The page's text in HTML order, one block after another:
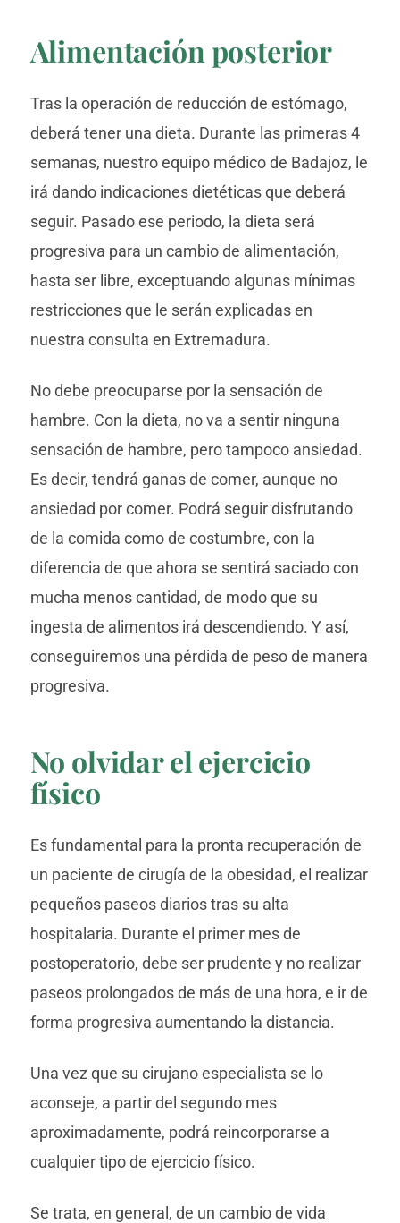
Alimentación posterior
Tras la operación de reducción de estómago,
deberá tener una dieta. Durante las primeras 4
semanas, nuestro equipo médico de Badajoz, le
irá dando indicaciones dietéticas que deberá
seguir. Pasado ese periodo, la dieta será
progresiva para un cambio de alimentación,
hasta ser libre, exceptuando algunas mínimas
restricciones que le serán explicadas en
nuestra consulta en Extremadura.
No debe preocuparse por la sensación de
hambre. Con la dieta, no va a sentir ninguna
sensación de hambre, pero tampoco ansiedad.
Es decir, tendrá ganas de comer, aunque no
ansiedad por comer. Podrá seguir disfrutando
de la comida como de costumbre, con la
diferencia de que ahora se sentirá saciado con
mucha menos cantidad, de modo que su
ingesta de alimentos irá descendiendo. Y así,
conseguiremos una pérdida de peso de manera
progresiva.
No olvidar el ejercicio
físico
Es fundamental para la pronta recuperación de
un paciente de cirugía de la obesidad, el realizar
pequeños paseos diarios tras su alta
hospitalaria. Durante el primer mes de
postoperatorio, debe ser prudente y no realizar
paseos prolongados de más de una hora, e ir de
forma progresiva aumentando la distancia.
Una vez que su cirujano especialista se lo
aconseje, a partir del segundo mes
aproximadamente, podrá reincorporarse a
cualquier tipo de ejercicio físico.
Se trata, en general, de un cambio de vida